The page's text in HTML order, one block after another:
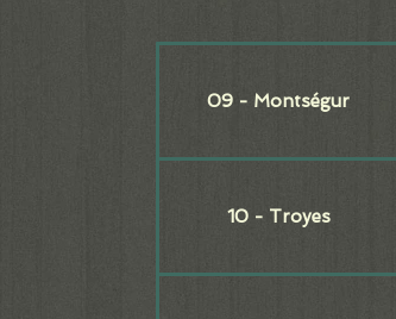
09 - Montségur
10 - Troyes